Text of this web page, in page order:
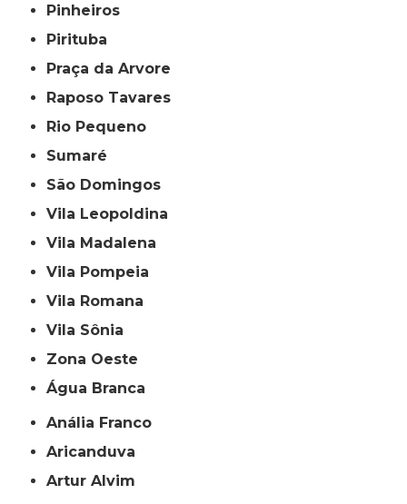
Pinheiros
Pirituba
Praça da Arvore
Raposo Tavares
Rio Pequeno
Sumaré
São Domingos
Vila Leopoldina
Vila Madalena
Vila Pompeia
Vila Romana
Vila Sônia
Zona Oeste
Água Branca
Anália Franco
Aricanduva
Artur Alvim